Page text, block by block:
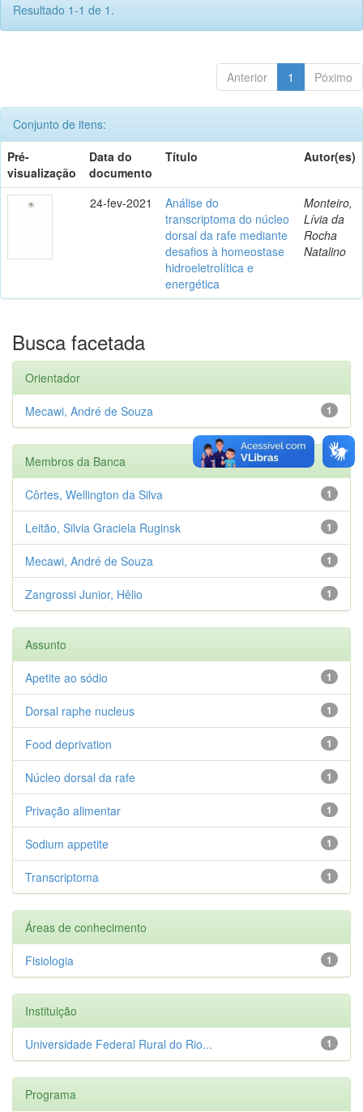
Resultado 1-1 de 1.
Anterior 1 Póximo
Conjunto de itens:
Pré-
visualização
Data do
documento
Título Autor(es)
24-fev-2021
Análise do
transcriptoma do núcleo
dorsal da rafe mediante
desafios à homeostase
hidroeletrolítica e
energética
Monteiro,
Lívia da
Rocha
Natalino
Busca facetada
Orientador
1
Mecawi, André de Souza
Membros da Banca
1
Côrtes, Wellington da Silva
1
Leitão, Silvia Graciela Ruginsk
1
Mecawi, André de Souza
1
Zangrossi Junior, Hêlio
Assunto
1
Apetite ao sódio
1
Dorsal raphe nucleus
1
Food deprivation
1
Núcleo dorsal da rafe
1
Privação alimentar
1
Sodium appetite
1
Transcriptoma
Áreas de conhecimento
1
Fisiologia
Instituição
1
Universidade Federal Rural do Rio...
Programa